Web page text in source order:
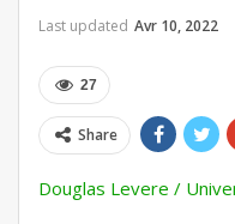
Last updated Avr 10, 2022
27
Share
Douglas Levere /